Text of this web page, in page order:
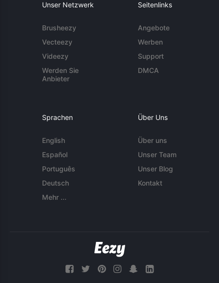
Unser Netzwerk
Brusheezy
Vecteezy
Videezy
Werden Sie
Anbieter
Seitenlinks
Angebote
Werben
Support
DMCA
Sprachen
English
Español
Português
Deutsch
Mehr ...
Über Uns
Über uns
Unser Team
Unser Blog
Kontakt